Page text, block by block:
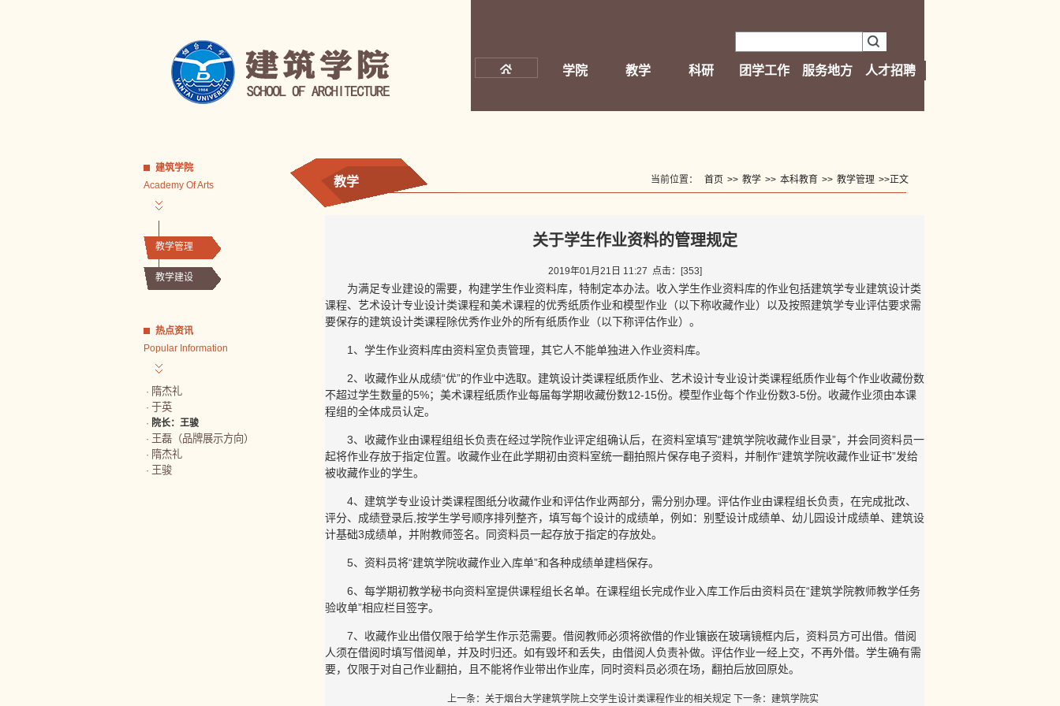
学院 教学 科研 团学工作 服务地方 人才招聘
建筑学院
Academy Of Arts
教学管理
教学建设
热点资讯
Popular Information
· 隋杰礼
· 于英
· 院长：王骏
· 王磊（品牌展示方向）
· 隋杰礼
· 王骏
教学 当前位置： 首页 >> 教学 >> 本科教育 >> 教学管理 >>正文
关于学生作业资料的管理规定
2019年01月21日 11:27 点击：[353]
为满足专业建设的需要，构建学生作业资料库，特制定本办法。收入学生作业资料库的作业包括建筑学专业建筑设计类
课程、艺术设计专业设计类课程和美术课程的优秀纸质作业和模型作业（以下称收藏作业）以及按照建筑学专业评估要求需
要保存的建筑设计类课程除优秀作业外的所有纸质作业（以下称评估作业）。
1、学生作业资料库由资料室负责管理，其它人不能单独进入作业资料库。
2、收藏作业从成绩“优”的作业中选取。建筑设计类课程纸质作业、艺术设计专业设计类课程纸质作业每个作业收藏份数
不超过学生数量的5%；美术课程纸质作业每届每学期收藏份数12-15份。模型作业每个作业份数3-5份。收藏作业须由本课
程组的全体成员认定。
3、收藏作业由课程组组长负责在经过学院作业评定组确认后，在资料室填写“建筑学院收藏作业目录”，并会同资料员一
起将作业存放于指定位置。收藏作业在此学期初由资料室统一翻拍照片保存电子资料，并制作“建筑学院收藏作业证书”发给
被收藏作业的学生。
4、建筑学专业设计类课程图纸分收藏作业和评估作业两部分，需分别办理。评估作业由课程组长负责，在完成批改、
评分、成绩登录后,按学生学号顺序排列整齐，填写每个设计的成绩单，例如：别墅设计成绩单、幼儿园设计成绩单、建筑设
计基础3成绩单，并附教师签名。同资料员一起存放于指定的存放处。
5、资料员将“建筑学院收藏作业入库单”和各种成绩单建档保存。
6、每学期初教学秘书向资料室提供课程组长名单。在课程组长完成作业入库工作后由资料员在“建筑学院教师教学任务
验收单”相应栏目签字。
7、收藏作业出借仅限于给学生作示范需要。借阅教师必须将欲借的作业镶嵌在玻璃镜框内后，资料员方可出借。借阅
人须在借阅时填写借阅单，并及时归还。如有毁坏和丢失，由借阅人负责补做。评估作业一经上交，不再外借。学生确有需
要，仅限于对自己作业翻拍，且不能将作业带出作业库，同时资料员必须在场，翻拍后放回原处。
上一条： 关于烟台大学建筑学院上交学生设计类课程作业的相关规定 下一条： 建筑学院实